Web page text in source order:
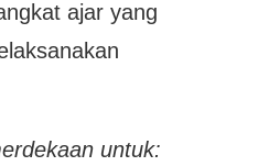
ajar yang
untuk: